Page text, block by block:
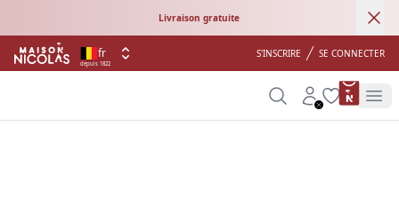
Livraison gratuite
depuis 1822
fr S'INSCRIRE SE CONNECTER
SearchAccount
Wishlist